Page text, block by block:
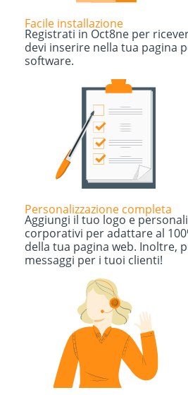
Facile installazione
Registrati in Oct8ne per
devi inserire nella tua pagina
software.
Personalizzazione completa
Aggiungi il tuo logo e
corporativi per adattare al
della tua pagina web. Inoltre,
messaggi per i tuoi clienti!